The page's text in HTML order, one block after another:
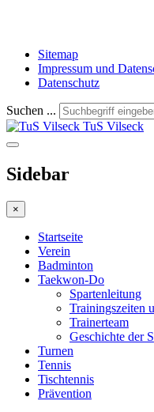
Sitemap
Impressum und
Datenschutz
Suchen ...
TuS Vilseck
Sidebar
×
Startseite
Verein
Badminton
Taekwon-Do
Spartenleitung
Trainingszeiten
Trainerteam
Geschichte der
Turnen
Tennis
Tischtennis
Prävention